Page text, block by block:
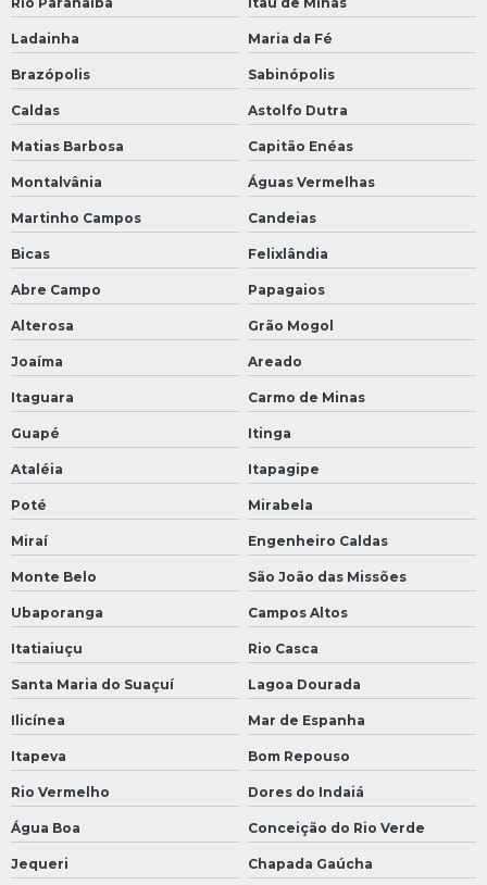
Ladainha Maria da Fé
Brazópolis Sabinópolis
Caldas Astolfo Dutra
Matias Barbosa Capitão Enéas
Montalvânia Águas Vermelhas
Martinho Campos Candeias
Bicas Felixlândia
Abre Campo Papagaios
Alterosa Grão Mogol
Joaíma Areado
Itaguara Carmo de Minas
Guapé Itinga
Ataléia Itapagipe
Poté Mirabela
Miraí Engenheiro Caldas
Monte Belo São João das Missões
Ubaporanga Campos Altos
Itatiaiuçu Rio Casca
Santa Maria do Suaçuí Lagoa Dourada
Ilicínea Mar de Espanha
Itapeva Bom Repouso
Rio Vermelho Dores do Indaiá
Água Boa Conceição do Rio Verde
Jequeri Chapada Gaúcha